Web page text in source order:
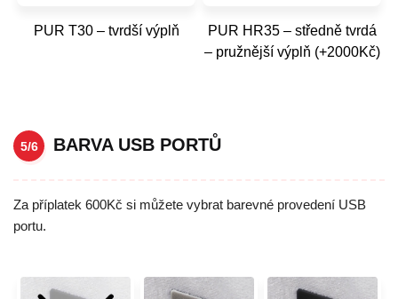
PUR T30 – tvrdší výplň
PUR HR35 – středně tvrdá
– pružnější výplň (+2000Kč)
5/6 BARVA USB PORTŮ
Za příplatek 600Kč si můžete vybrat barevné provedení USB
portu.